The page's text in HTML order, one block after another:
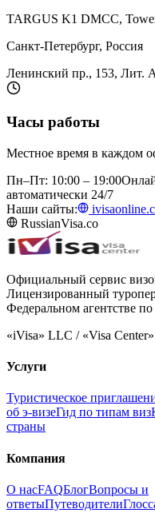
TARGUS K1 DMCC,
Санкт-Петербург, Россия
Ленинский пр., 153, Лит.
Часы работы
Местное время в каждом
Пн–Пт: 10:00 – 19:00
автоматически 24/7
Наши сайты:
RussianVisa.co
Официальный сервис
Лицензированный
Федеральном агентстве по
«iVisa» LLC / «Visa
Услуги
Туристическое
об э-визеГид по типам виз
страны
Компания
О насFAQБлогВопросы и
ответыПутеводители